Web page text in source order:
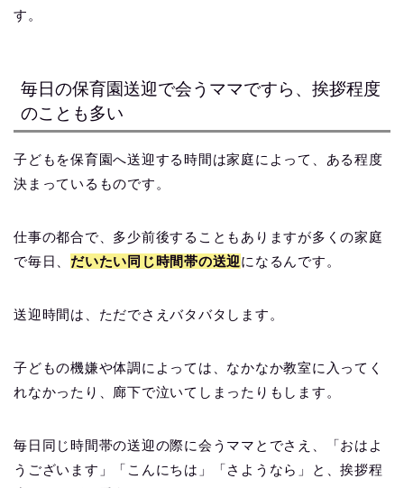
す。
毎日の保育園送迎で会うママですら、挨拶程度
のことも多い
子どもを保育園へ送迎する時間は家庭によって、ある程度
決まっているものです。
仕事の都合で、多少前後することもありますが多くの家庭
で毎日、 だいたい同じ時間帯の送迎になるんです。
送迎時間は、ただでさえバタバタします。
子どもの機嫌や体調によっては、なかなか教室に入ってく
れなかったり、廊下で泣いてしまったりもします。
毎日同じ時間帯の送迎の際に会うママとでさえ、「おはよ
うございます」「こんにちは」「さようなら」と、挨拶程